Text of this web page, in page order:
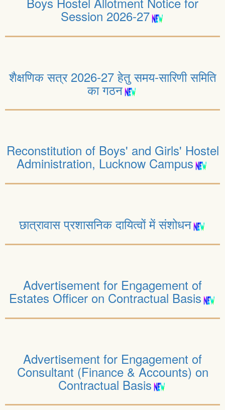
Session 2026-27
शैक्षणिक सत्र 2026-27 हेतु समय-सारिणी समिति
का गठन
Reconstitution of Boys' and Girls' Hostel
Administration, Lucknow Campus
छात्रावास प्रशासनिक दायित्वों में संशोधन
Advertisement for Engagement of
Estates Officer on Contractual Basis
Advertisement for Engagement of
Consultant (Finance & Accounts) on
Contractual Basis